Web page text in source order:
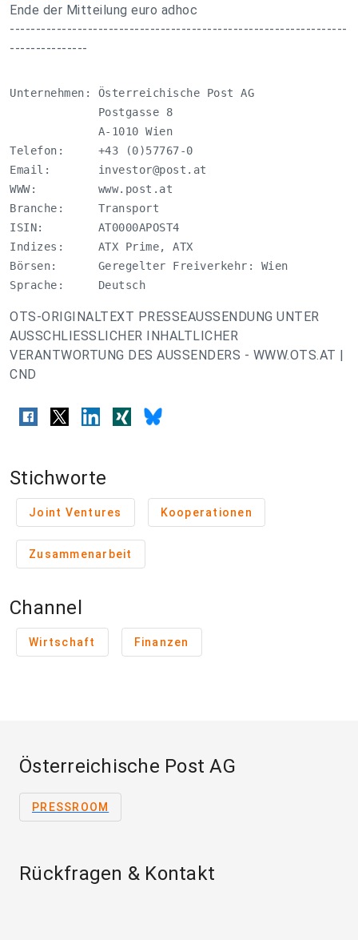
Ende der Mitteilung euro adhoc
-----------------------------------------------------------------
---------------
Unternehmen: Österreichische Post AG
             Postgasse 8
             A-1010 Wien
Telefon:     +43 (0)57767-0
Email: investor@post.at
WWW:         www.post.at
Branche:     Transport
ISIN:        AT0000APOST4
Indizes:     ATX Prime, ATX
Börsen:      Geregelter Freiverkehr: Wien
Sprache:     Deutsch
OTS-ORIGINALTEXT PRESSEAUSSENDUNG UNTER
AUSSCHLIESSLICHER INHALTLICHER
VERANTWORTUNG DES AUSSENDERS - WWW.OTS.AT |
CND
Stichworte
Joint Ventures Kooperationen
Zusammenarbeit
Channel
Wirtschaft Finanzen
Österreichische Post AG
PRESSROOM
Rückfragen & Kontakt